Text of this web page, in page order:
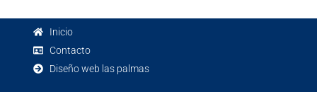
Inicio
Contacto
Diseño web las palmas